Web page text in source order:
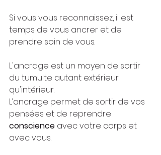
Si vous vous reconnaissez, il est
temps de vous ancrer et de
prendre soin de vous.
L'ancrage est un moyen de sortir
du tumulte autant extérieur
qu'intérieur.
L’ancrage permet de sortir de vos
pensées et de reprendre
conscience avec votre corps et
avec vous.